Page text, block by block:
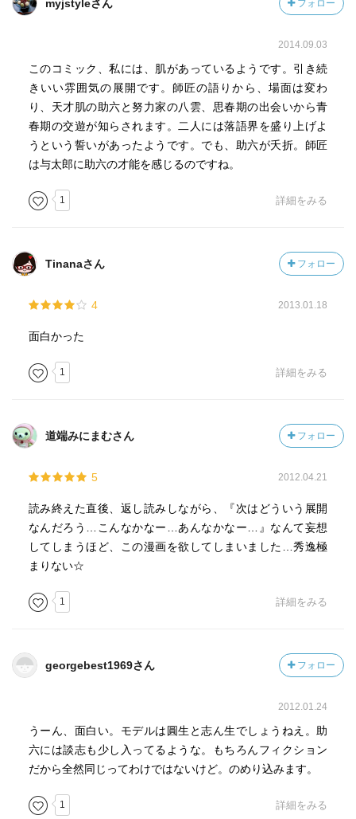
myjstyleさん フォロー
2014.09.03
このコミック、私には、肌があっているようです。引き続
きいい雰囲気の展開です。師匠の語りから、場面は変わ
り、天才肌の助六と努力家の八雲、思春期の出会いから青
春期の交遊が知らされます。二人には落語界を盛り上げよ
うという誓いがあったようです。でも、助六が夭折。師匠
は与太郎に助六の才能を感じるのですね。
1 詳細をみる
Tinanaさん フォロー
4 2013.01.18
面白かった
1 詳細をみる
道端みにまむさん フォロー
5 2012.04.21
読み終えた直後、返し読みしながら、『次はどういう展開
なんだろう…こんなかなー…あんなかなー…』なんて妄想
してしまうほど、この漫画を欲してしまいました…秀逸極
まりない☆
1 詳細をみる
georgebest1969さん フォロー
2012.01.24
うーん、面白い。モデルは圓生と志ん生でしょうねえ。助
六には談志も少し入ってるような。もちろんフィクション
だから全然同じってわけではないけど。のめり込みます。
1 詳細をみる